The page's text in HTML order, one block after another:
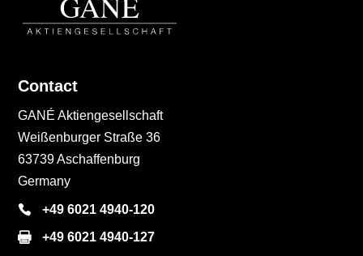
Contact
GANÉ Aktiengesellschaft
Weißenburger Straße 36
63739 Aschaffenburg
Germany
+49 6021 4940-120
+49 6021 4940-127